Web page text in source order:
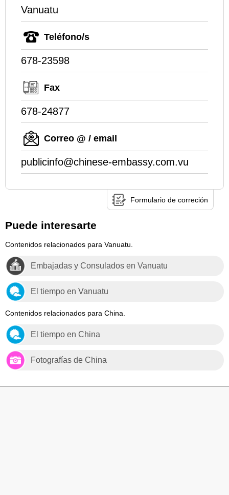
Vanuatu
Teléfono/s
678-23598
Fax
678-24877
Correo @ / email
publicinfo@chinese-embassy.com.vu
Formulario de correción
Puede interesarte
Contenidos relacionados para Vanuatu.
Embajadas y Consulados en Vanuatu
El tiempo en Vanuatu
Contenidos relacionados para China.
El tiempo en China
Fotografías de China